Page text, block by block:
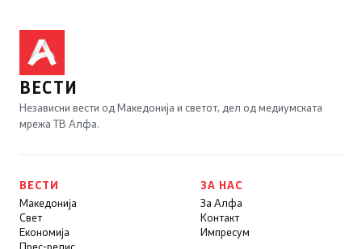
ВЕСТИ
Независни вести од Македонија и светот, дел од медиумската
мрежа ТВ Алфа.
ВЕСТИ
Македонија
Свет
Економија
ЗА НАС
За Алфа
Контакт
Импресум